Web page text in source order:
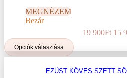
MEGNÉZEM
Bezár
19 900Ft
was:
19
15
Opciók választása
Ennek
a
több
EZÜST KÖVES SZETT